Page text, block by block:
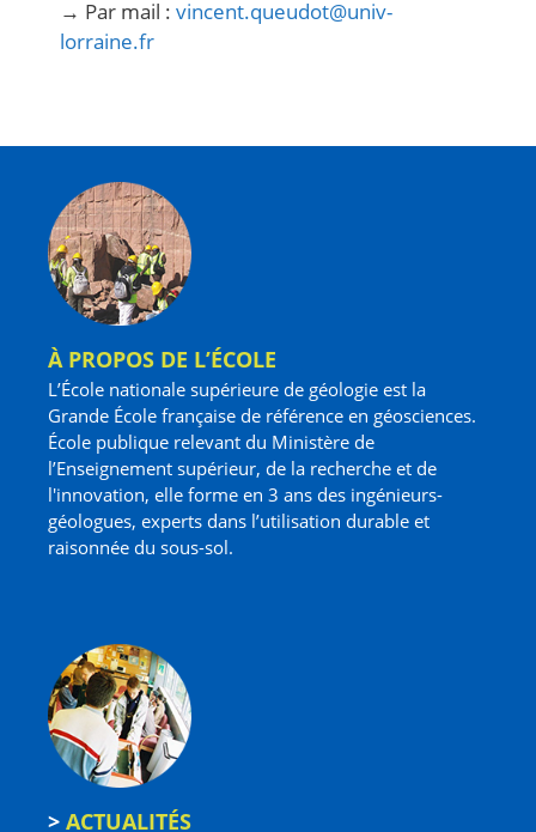
→ Par mail : vincent.queudot@univ-
lorraine.fr
À PROPOS DE L’ÉCOLE
L’École nationale supérieure de géologie est la
Grande École française de référence en géosciences.
École publique relevant du Ministère de
l’Enseignement supérieur, de la recherche et de
l'innovation, elle forme en 3 ans des ingénieurs-
géologues, experts dans l’utilisation durable et
raisonnée du sous-sol.
> ACTUALITÉS